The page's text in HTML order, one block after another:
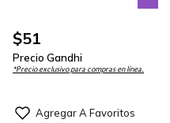
$51
Precio Gandhi
*Precio exclusivo para compras en línea.